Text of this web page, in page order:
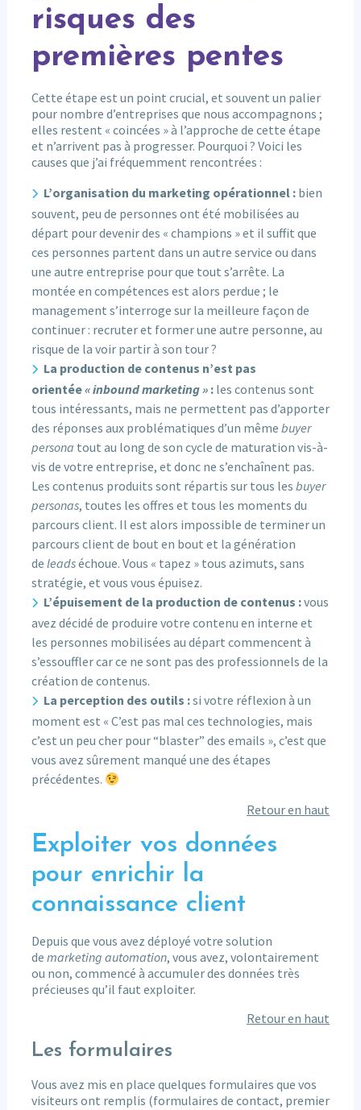
risques des
premières pentes
Cette étape est un point crucial, et souvent un palier
pour nombre d’entreprises que nous accompagnons ;
elles restent « coincées » à l’approche de cette étape
et n’arrivent pas à progresser. Pourquoi ? Voici les
causes que j’ai fréquemment rencontrées :
L’organisation du marketing opérationnel : bien
souvent, peu de personnes ont été mobilisées au
départ pour devenir des « champions » et il suffit que
ces personnes partent dans un autre service ou dans
une autre entreprise pour que tout s’arrête. La
montée en compétences est alors perdue ; le
management s’interroge sur la meilleure façon de
continuer : recruter et former une autre personne, au
risque de la voir partir à son tour ?
La production de contenus n’est pas
orientée« inbound marketing »:les contenus sont
tous intéressants, mais ne permettent pas d’apporter
des réponses aux problématiques d’un même buyer
persona tout au long de son cycle de maturation vis-à-
vis de votre entreprise, et donc ne s’enchaînent pas.
Les contenus produits sont répartis sur tous les buyer
personas, toutes les offres et tous les moments du
parcours client. Il est alors impossible de terminer un
parcours client de bout en bout et la génération
de leadséchoue. Vous « tapez » tous azimuts, sans
stratégie, et vous vous épuisez.
L’épuisement de la production de contenus :vous
avez décidé de produire votre contenu en interne et
les personnes mobilisées au départ commencent à
s’essouffler car ce ne sont pas des professionnels de la
création de contenus.
La perception des outils :si votre réflexion à un
moment est « C’est pas mal ces technologies, mais
c’est un peu cher pour “blaster” des emails », c’est que
vous avez sûrement manqué une des étapes
précédentes.
Retour en haut
Exploiter vos données
pour enrichir la
connaissance client
Depuis que vous avez déployé votre solution
de marketing automation, vous avez, volontairement
ou non, commencé à accumuler des données très
précieuses qu’il faut exploiter.
Retour en haut
Les formulaires
Vous avez mis en place quelques formulaires que vos
visiteurs ont remplis (formulaires de contact, premier